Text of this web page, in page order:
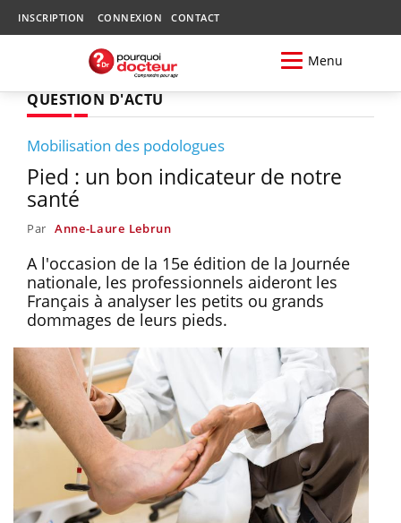
INSCRIPTION CONNEXION CONTACT
Menu
QUESTION D'ACTU
Mobilisation des podologues
Pied : un bon indicateur de notre
santé
Par Anne-Laure Lebrun
A l'occasion de la 15e édition de la Journée
nationale, les professionnels aideront les
Français à analyser les petits ou grands
dommages de leurs pieds.